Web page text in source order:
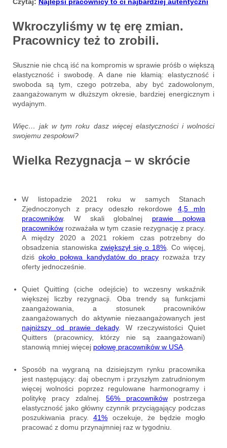
Czytaj: Najlepsi pracownicy to ci najbardziej autentyczni
Wkroczyliśmy w tę erę zmian.
Pracownicy też to zrobili.
Słusznie nie chcą iść na kompromis w sprawie próśb o większą
elastyczność i swobodę. A dane nie kłamią: elastyczność i
swoboda są tym, czego potrzeba, aby być zadowolonym,
zaangażowanym w dłuższym okresie, bardziej energicznym i
wydajnym.
Więc… jak w tym roku dasz więcej elastyczności i wolności
swojemu zespołowi?
Wielka Rezygnacja – w skrócie
W listopadzie 2021 roku w samych Stanach
Zjednoczonych z pracy odeszło rekordowe4,5 mln
pracowników. W skali globalnej prawie połowa
pracowników rozważała w tym czasie rezygnację z pracy.
A między 2020 a 2021 rokiem czas potrzebny do
obsadzenia stanowiska zwiększył się o 18% . Co więcej,
dziś około połowa kandydatów do pracy rozważa trzy
oferty jednocześnie.
Quiet Quitting (ciche odejście) to wczesny wskaźnik
większej liczby rezygnacji. Oba trendy są funkcjami
zaangażowania, a stosunek pracowników
zaangażowanych do aktywnie niezaangażowanych jest
najniższy od prawie dekady. W rzeczywistości Quiet
Quitters (pracownicy, którzy nie są zaangażowani)
stanowią mniej więcej połowę pracowników w USA
Sposób na wygraną na dzisiejszym rynku pracownika
jest następujący: daj obecnym i przyszłym zatrudnionym
więcej wolności poprzez regulowane harmonogramy i
politykę pracy zdalnej.56% pracownikówpostrzega
elastyczność jako główny czynnik przyciągający podczas
poszukiwania pracy.41% oczekuje, że będzie mogło
pracować z domu przynajmniej raz w tygodniu.